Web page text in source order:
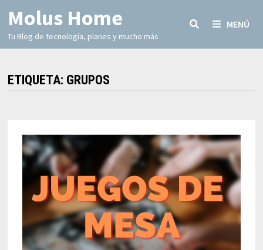
Molus Home
Tu Blog de tecnología, planes y mucho más
MENÚ
ETIQUETA: GRUPOS